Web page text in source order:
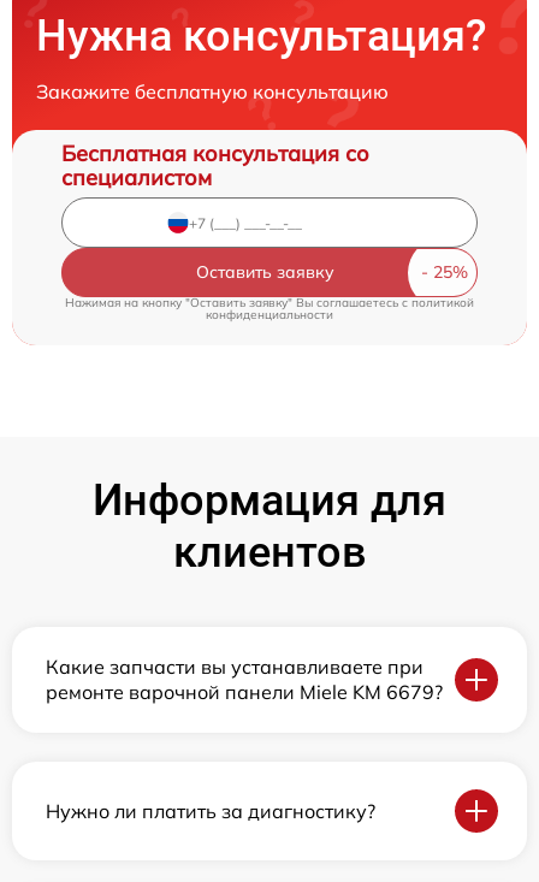
Нужна консультация?
Закажите бесплатную консультацию
Бесплатная консультация со
специалистом
Оставить заявку
Нажимая на кнопку "Оставить заявку" Вы соглашаетесь cполитикой
конфиденциальности
Информация для
клиентов
Какие запчасти вы устанавливаете при
ремонте варочной панели Miele KM 6679?
Нужно ли платить за диагностику?